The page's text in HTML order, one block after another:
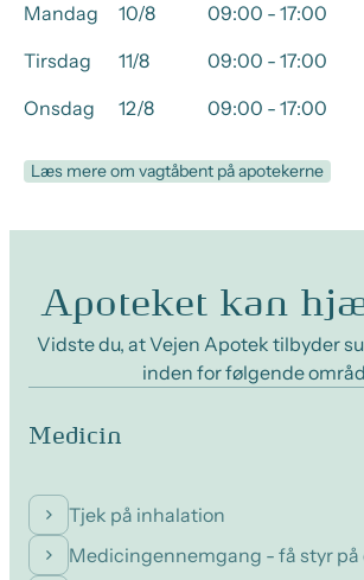
Mandag
10/8
09:00 - 17:00
Tirsdag
11/8
09:00 - 17:00
Onsdag
12/8 09:00 - 17:00
Læs mere om vagtåbent på apotekerne
Apoteket kan
Vidste du, at Vejen Apotek tilbyder
inden for følgende
Medicin
Tjek på inhalation
Medicingennemgang - få styr